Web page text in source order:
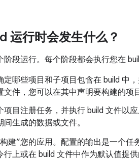
运行时会发生什么？
阶段运行。每个阶段都会执行您在
定哪些项目和子项目包含在 build 中
文件，您可以在其中声明要构建的项
项目注册任务，并执行 build 文件以
生成的数据或文件。
建”您的应用。配置的输出是一个任
行上或在 build 文件中作为默认值提